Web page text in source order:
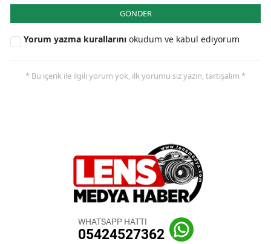
GÖNDER
Yorum yazma kurallarını okudum ve kabul ediyorum
* Bu içerik ile ilgili yorum yok, ilk yorumu siz yazın, tartışalım *
WHATSAPP HATTI
05424527362